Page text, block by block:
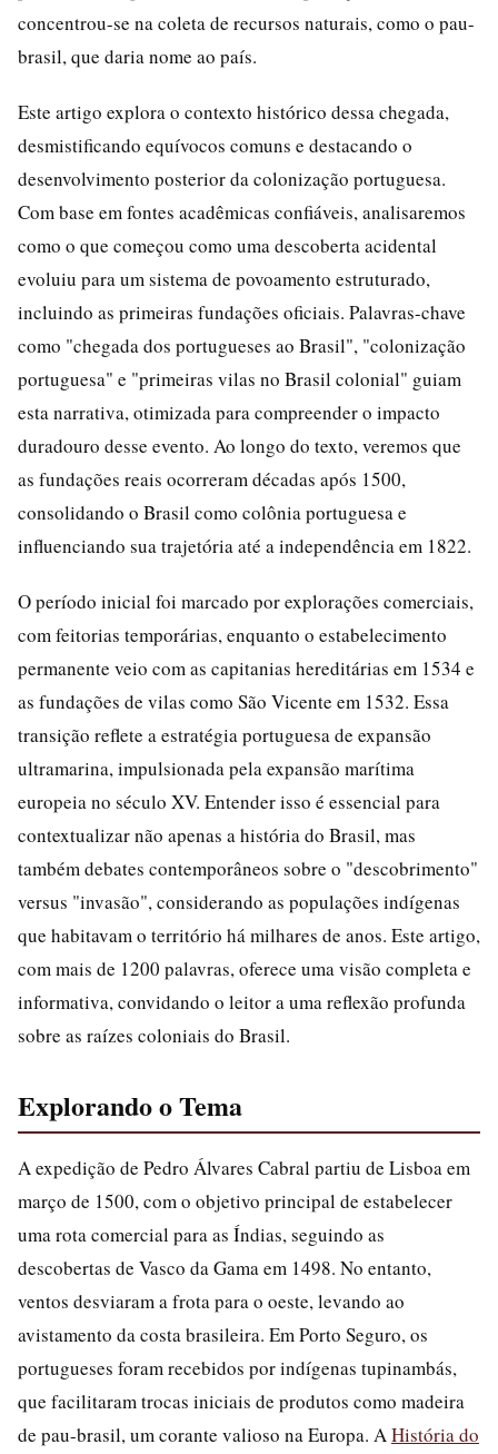
concentrou-se na coleta de recursos naturais, como o pau-
brasil, que daria nome ao país.
Este artigo explora o contexto histórico dessa chegada,
desmistificando equívocos comuns e destacando o
desenvolvimento posterior da colonização portuguesa.
Com base em fontes acadêmicas confiáveis, analisaremos
como o que começou como uma descoberta acidental
evoluiu para um sistema de povoamento estruturado,
incluindo as primeiras fundações oficiais. Palavras-chave
como "chegada dos portugueses ao Brasil", "colonização
portuguesa" e "primeiras vilas no Brasil colonial" guiam
esta narrativa, otimizada para compreender o impacto
duradouro desse evento. Ao longo do texto, veremos que
as fundações reais ocorreram décadas após 1500,
consolidando o Brasil como colônia portuguesa e
influenciando sua trajetória até a independência em 1822.
O período inicial foi marcado por explorações comerciais,
com feitorias temporárias, enquanto o estabelecimento
permanente veio com as capitanias hereditárias em 1534 e
as fundações de vilas como São Vicente em 1532. Essa
transição reflete a estratégia portuguesa de expansão
ultramarina, impulsionada pela expansão marítima
europeia no século XV. Entender isso é essencial para
contextualizar não apenas a história do Brasil, mas
também debates contemporâneos sobre o "descobrimento"
versus "invasão", considerando as populações indígenas
que habitavam o território há milhares de anos. Este artigo,
com mais de 1200 palavras, oferece uma visão completa e
informativa, convidando o leitor a uma reflexão profunda
sobre as raízes coloniais do Brasil.
Explorando o Tema
A expedição de Pedro Álvares Cabral partiu de Lisboa em
março de 1500, com o objetivo principal de estabelecer
uma rota comercial para as Índias, seguindo as
descobertas de Vasco da Gama em 1498. No entanto,
ventos desviaram a frota para o oeste, levando ao
avistamento da costa brasileira. Em Porto Seguro, os
portugueses foram recebidos por indígenas tupinambás,
que facilitaram trocas iniciais de produtos como madeira
de pau-brasil, um corante valioso na Europa. AHistória do